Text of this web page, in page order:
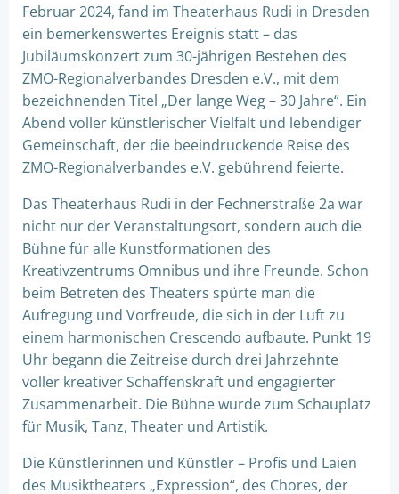
Februar 2024, fand im Theaterhaus Rudi in Dresden
ein bemerkenswertes Ereignis statt – das
Jubiläumskonzert zum 30-jährigen Bestehen des
ZMO-Regionalverbandes Dresden e.V., mit dem
bezeichnenden Titel „Der lange Weg – 30 Jahre“. Ein
Abend voller künstlerischer Vielfalt und lebendiger
Gemeinschaft, der die beeindruckende Reise des
ZMO-Regionalverbandes e.V. gebührend feierte.
Das Theaterhaus Rudi in der Fechnerstraße 2a war
nicht nur der Veranstaltungsort, sondern auch die
Bühne für alle Kunstformationen des
Kreativzentrums Omnibus und ihre Freunde. Schon
beim Betreten des Theaters spürte man die
Aufregung und Vorfreude, die sich in der Luft zu
einem harmonischen Crescendo aufbaute. Punkt 19
Uhr begann die Zeitreise durch drei Jahrzehnte
voller kreativer Schaffenskraft und engagierter
Zusammenarbeit. Die Bühne wurde zum Schauplatz
für Musik, Tanz, Theater und Artistik.
Die Künstlerinnen und Künstler – Profis und Laien
des Musiktheaters „Expression“, des Chores, der